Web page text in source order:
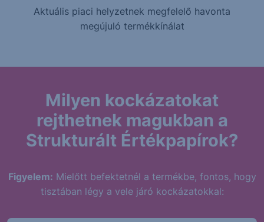
Aktuális piaci helyzetnek megfelelő havonta
megújuló termékkínálat
Milyen kockázatokat
rejthetnek magukban a
Strukturált Értékpapírok?
Figyelem: Mielőtt befektetnél a termékbe, fontos, hogy
tisztában légy a vele járó kockázatokkal: